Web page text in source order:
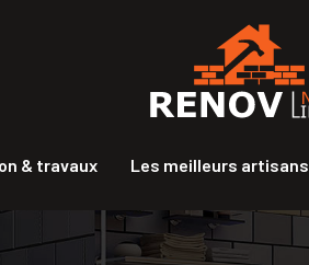
& travaux Les meilleurs artisans